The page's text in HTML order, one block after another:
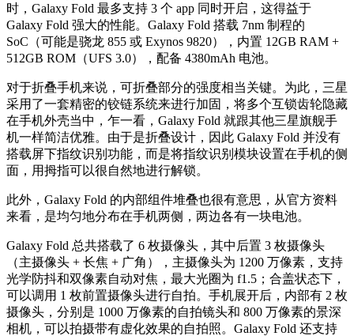
时，Galaxy Fold 最多支持 3 个 app 同时开启，这得益于
Galaxy Fold 强大的性能。Galaxy Fold 搭载 7nm 制程的
SoC（可能是骁龙 855 或 Exynos 9820），内置 12GB RAM +
512GB ROM（UFS 3.0），配备 4380mAh 电池。
对于折叠手机来说，可折叠部分的强度相当关键。为此，三星
采用了一套精密的铰链系统来进行加固，将多个互锁齿轮隐藏
在手机外壳当中，乍一看，Galaxy Fold 就跟其他三星旗舰手
机一样简洁优雅。由于是折叠设计，因此 Galaxy Fold 并没有
搭载屏下指纹识别功能，而是将指纹识别模块设置在手机的侧
面，用拇指可以很自然地进行解锁。
此外，Galaxy Fold 的内部组件堆叠也很有意思，从官方资料
来看，是均匀地分布在手机两侧，两边各有一块电池。
Galaxy Fold 总共搭载了 6 枚摄像头，其中后置 3 枚摄像头
（主摄像头 + 长焦 + 广角），主摄像头为 1200 万像素，支持
光学防抖和双像素自动对焦，最大光圈为 f1.5；合盖状态下，
可以调用 1 枚前置摄像头进行自拍。手机展开后，内部有 2 枚
摄像头，分别是 1000 万像素的自拍镜头和 800 万像素的景深
相机，可以拍摄带有虚化效果的自拍照。Galaxy Fold 还支持